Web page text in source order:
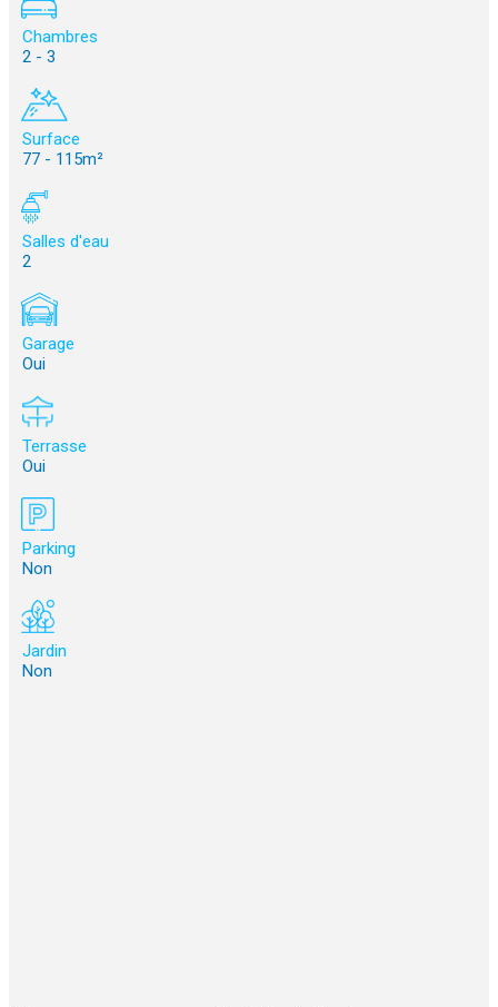
Chambres
2 - 3
Surface
77 - 115m²
Salles d'eau
2
Garage
Oui
Terrasse
Oui
Parking
Non
Jardin
Non